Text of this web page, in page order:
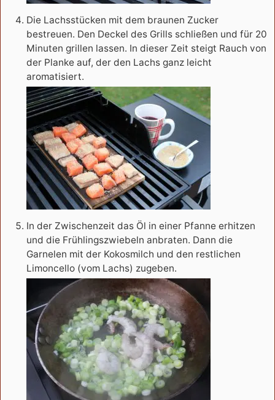
Die Lachsstücken mit dem braunen Zucker
bestreuen. Den Deckel des Grills schließen und für 20
Minuten grillen lassen. In dieser Zeit steigt Rauch von
der Planke auf, der den Lachs ganz leicht
aromatisiert.
In der Zwischenzeit das Öl in einer Pfanne erhitzen
und die Frühlingszwiebeln anbraten. Dann die
Garnelen mit der Kokosmilch und den restlichen
Limoncello (vom Lachs) zugeben.